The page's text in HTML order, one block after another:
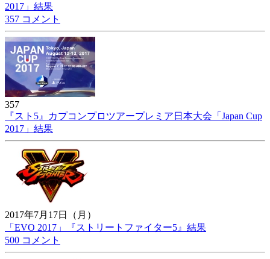
2017」結果
357 コメント
357
『スト5』カプコンプロツアープレミア日本大会「Japan Cup
2017」結果
2017年7月17日（月）
「EVO 2017」『ストリートファイター5』結果
500 コメント